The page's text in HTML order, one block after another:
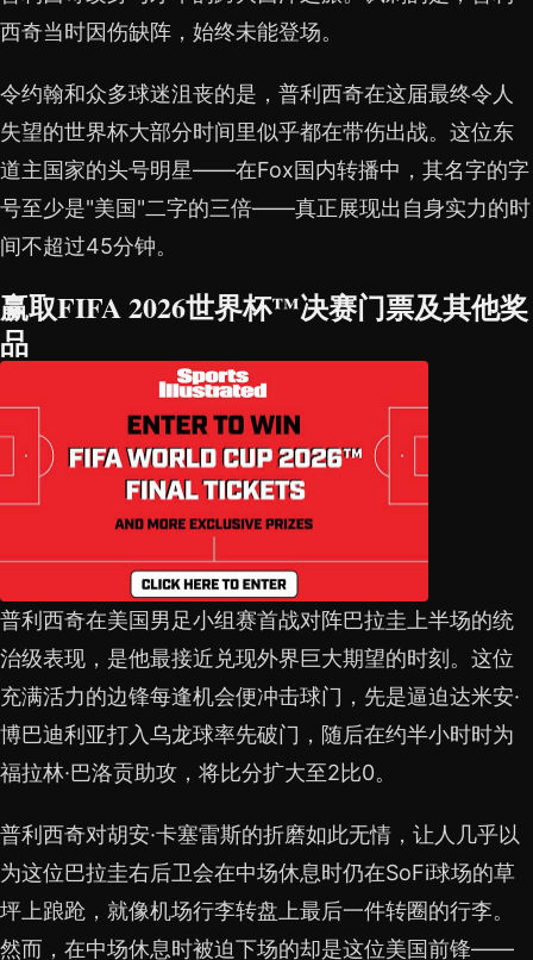
西奇当时因伤缺阵，始终未能登场。
令约翰和众多球迷沮丧的是，普利西奇在这届最终令人
失望的世界杯大部分时间里似乎都在带伤出战。这位东
道主国家的头号明星——在Fox国内转播中，其名字的字
号至少是"美国"二字的三倍——真正展现出自身实力的时
间不超过45分钟。
赢取FIFA 2026世界杯™决赛门票及其他奖
品
普利西奇在美国男足小组赛首战对阵巴拉圭上半场的统
治级表现，是他最接近兑现外界巨大期望的时刻。这位
充满活力的边锋每逢机会便冲击球门，先是逼迫达米安·
博巴迪利亚打入乌龙球率先破门，随后在约半小时时为
福拉林·巴洛贡助攻，将比分扩大至2比0。
普利西奇对胡安·卡塞雷斯的折磨如此无情，让人几乎以
为这位巴拉圭右后卫会在中场休息时仍在SoFi球场的草
坪上踉跄，就像机场行李转盘上最后一件转圈的行李。
然而，在中场休息时被迫下场的却是这位美国前锋——